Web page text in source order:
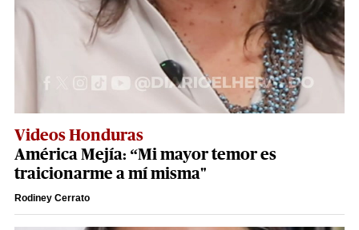
Videos Honduras
América Mejía: “Mi mayor temor es
traicionarme a mí misma"
Rodiney Cerrato